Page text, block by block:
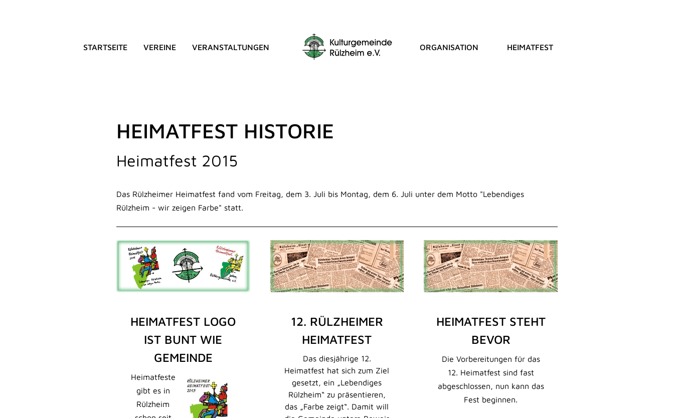
STARTSEITE VEREINE VERANSTALTUNGEN ORGANISATION HEIMATFEST
HEIMATFEST HISTORIE
Heimatfest 2015
Das Rülzheimer Heimatfest fand vom Freitag, dem 3. Juli bis Montag, dem 6. Juli unter dem Motto "Lebendiges
Rülzheim - wir zeigen Farbe" statt.
HEIMATFEST LOGO
IST BUNT WIE
GEMEINDE
Heimatfeste
gibt es in
Rülzheim
12. RÜLZHEIMER
HEIMATFEST
Das diesjährige 12.
Heimatfest hat sich zum Ziel
gesetzt, ein „Lebendiges
Rülzheim“ zu präsentieren,
das „Farbe zeigt“. Damit will
HEIMATFEST STEHT
BEVOR
Die Vorbereitungen für das
12. Heimatfest sind fast
abgeschlossen, nun kann das
Fest beginnen.